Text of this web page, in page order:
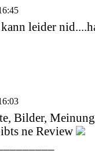
leider
Bilder,
ne Review